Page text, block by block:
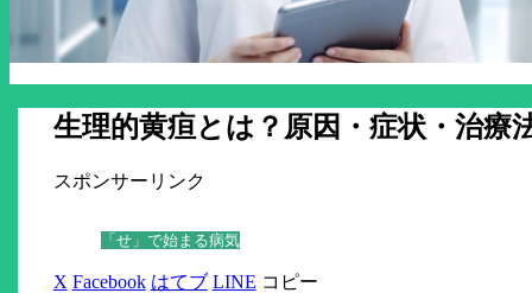
生理的黄疸とは？原因・症状・治療
スポンサーリンク
「せ」で始まる病気
X Facebook はてブ LINE コピー